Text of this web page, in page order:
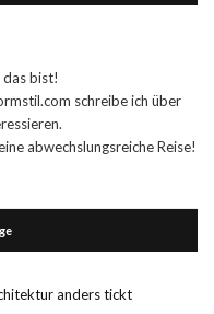
das bist!
schreibe ich über
abwechslungsreiche Reise!
anders tickt